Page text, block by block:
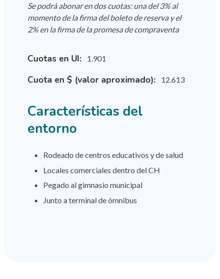
Se podrá abonar en dos cuotas: una del 3% al
momento de la firma del boleto de reserva y el
2% en la firma de la promesa de compraventa
Cuotas en UI: 1.901
Cuota en $ (valor aproximado): 12.613
Características del
entorno
Rodeado de centros educativos y de salud
Locales comerciales dentro del CH
Pegado al gimnasio municipal
Junto a terminal de ómnibus